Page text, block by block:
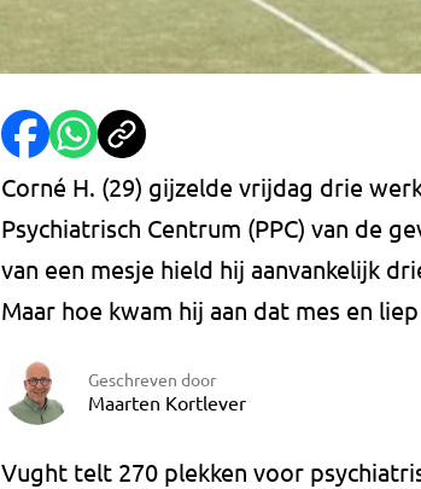
Corné H. (29) gijzelde vrijdag drie
Psychiatrisch Centrum (PPC) van de
van een mesje hield hij aanvankelijk
Maar hoe kwam hij aan dat mes en
Geschreven door
Maarten Kortlever
Vught telt 270 plekken voor